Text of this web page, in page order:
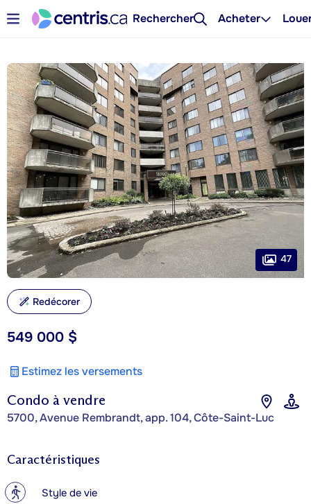
Rechercher Acheter
Condo à vendre
5700, Avenue Rembrandt, app. 104, Côte-Saint-Luc
549 000 $
Estimez les versements
47
Redécorer
Caractéristiques
? Style de vie